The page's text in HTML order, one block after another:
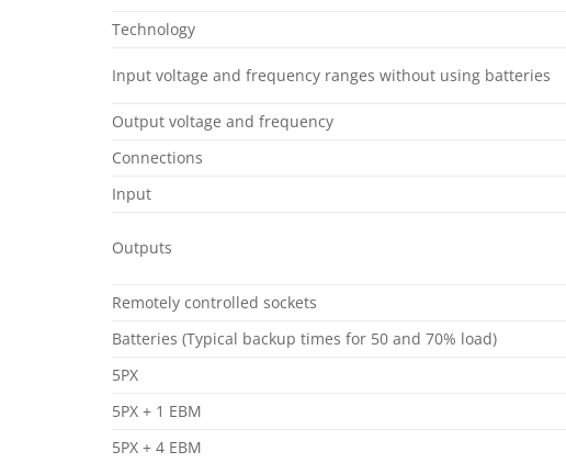
Technology
Input voltage and frequency ranges without using batteries
Output voltage and frequency
Connections
Input
Outputs
Remotely controlled sockets
Batteries (Typical backup times for 50 and 70% load)
5PX
5PX + 1 EBM
5PX + 4 EBM